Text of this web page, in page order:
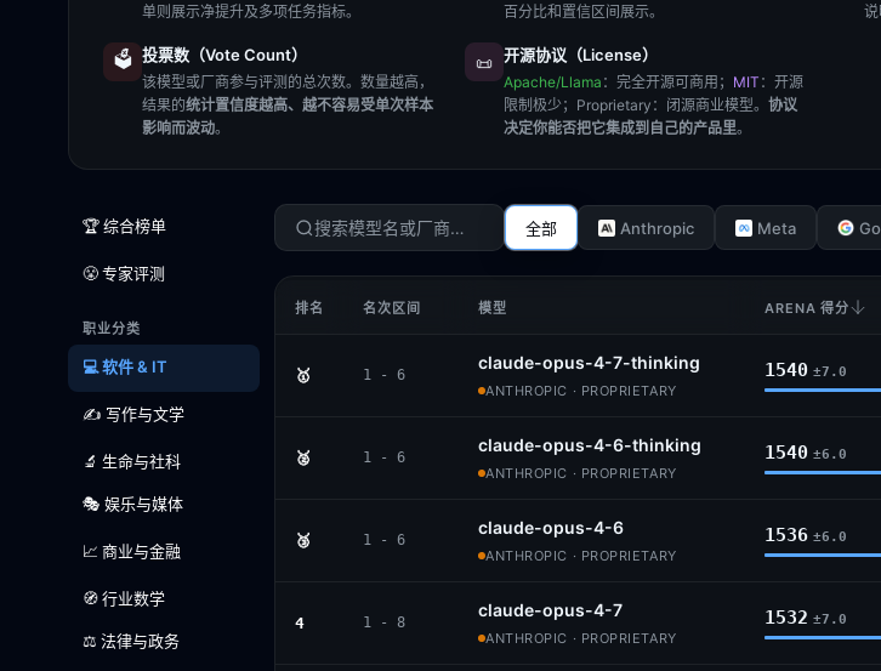
单则展示净提升及多项任务指标。
百分比和置信区间展示。
说
🗳️ 投票数（Vote Count）
该模型或厂商参与评测的总次数。数量越高，
结果的统计置信度越高、越不容易受单次样本
影响而波动。
📜 开源协议（License）
Apache/Llama ：完全开源可商用； MIT ：开源
限制极少； Proprietary ：闭源商业模型。 协议
决定你能否把它集成到自己的产品里。
🏆 综合榜单
😤 专家评测
职业分类
💻 软件 & IT
✍️ 写作与文学
🔬 生命与社科
🎭 娱乐与媒体
📈 商业与金融
🧭 行业数学
⚖️ 法律与政务
全部 Anthropic Meta
排名 名次区间 模型 ARENA 得分
🥇 1 - 6
claude-opus-4-7-thinking
ANTHROPIC · PROPRIETARY
1540 ±7.0
🥈 1 - 6
claude-opus-4-6-thinking
ANTHROPIC · PROPRIETARY
1540 ±6.0
🥉 1 - 6
claude-opus-4-6
ANTHROPIC · PROPRIETARY
1536 ±6.0
4 1 - 8
claude-opus-4-7
ANTHROPIC · PROPRIETARY
1532 ±7.0